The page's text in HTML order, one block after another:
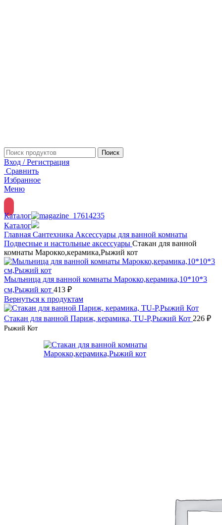
Поиск
Вход / Регистрация
Сравнить
Избранное
Меню
Каталог
Каталог
Главная Сантехника Аксессуары для ванной комнаты
Подвесные и настольные аксессуары Стакан для ванной
комнаты Марокко,керамика,Рыжий кот
Мыльница для ванной комнаты Марокко,керамика,10*10*3
см,Рыжий кот 413 ₽
Вернуться к продуктам
Стакан для ванной Париж, керамика, TU-P,Рыжий Кот 226 ₽
Рыжий Кот